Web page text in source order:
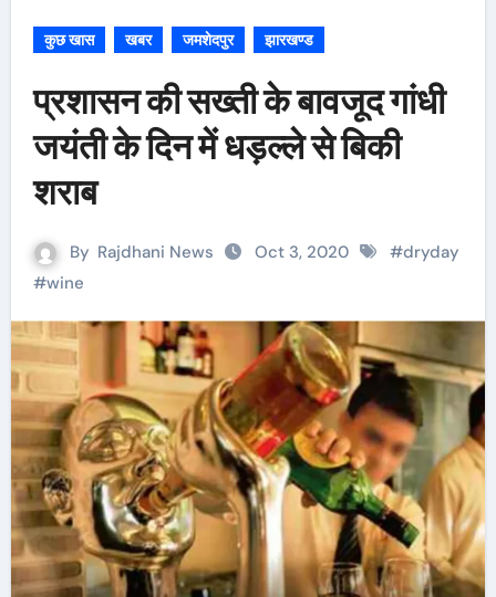
कुछ खास खबर जमशेदपुर झारखण्ड
प्रशासन की सख्ती के बावजूद गांधी
जयंती के दिन में धड़ल्ले से बिकी
शराब
By Rajdhani News Oct 3, 2020 #dryday
#wine